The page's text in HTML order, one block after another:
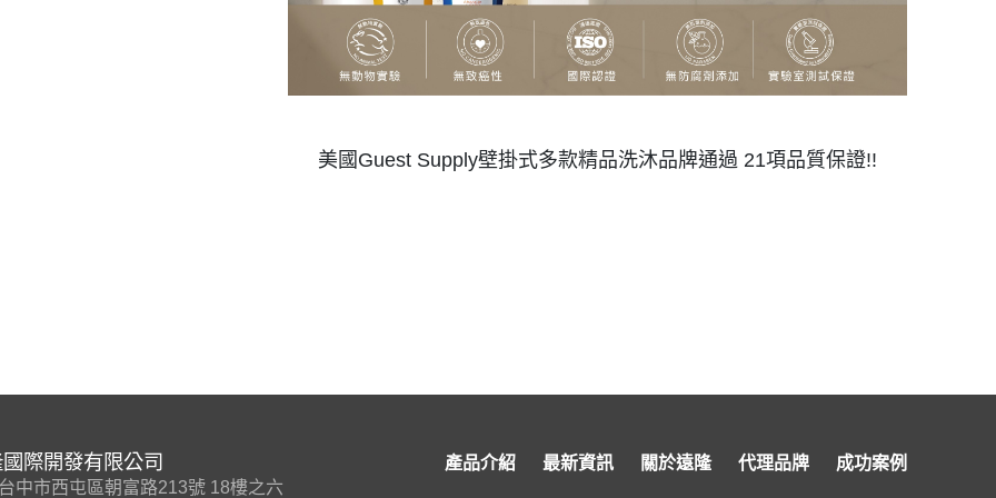
美國Guest Supply壁掛式多款精品洗沐品牌通過 21項品質保證!!
際開發有限公司
中市西屯區朝富路213號 18樓之六
產品介紹 最新資訊 關於遠隆 代理品牌 成功案例